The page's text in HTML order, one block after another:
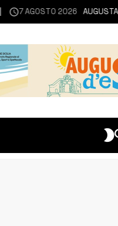
7 AGOSTO 2026 AUGUSTA | IL